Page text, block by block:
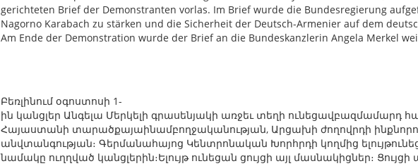
gerichteten Brief der Demonstranten vorlas. Im Brief wurde die Bundesregierung
Nagorno Karabach zu stärken und die Sicherheit der Deutsch-Armenier auf dem
Am Ende der Demonstration wurde der Brief an die Bundeskanzlerin Angela Merkel
Բեռլինում օգոստոսի 1-
ին կանցլեր Անգելա Մերկելի գրասենյակի առջեւ տեղի ունեցավբազմամարդ
Հայաստանի տարածքայաինամբողջականության, Արցախի ժողովրդի
անվտանգության։ Գերմանահայոց Կենտրոնական Խորհրդի կողմից
նամակը ուղղված կանցլերին։Ելույթ ունեցան ցույցի այլ մասնակիցներ։